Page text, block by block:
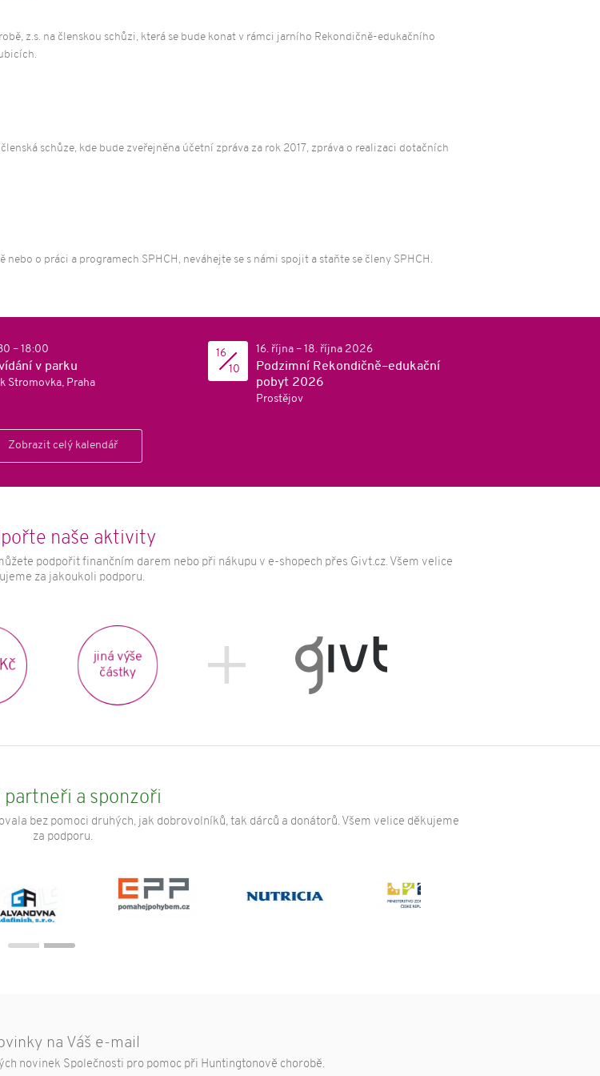
z.s. na členskou schůzi, která se bude konat v rámci jarního Rekondičně-edukačního
schůze, kde bude zveřejněna účetní zpráva za rok 2017, zpráva o realizaci dotačních
o práci a programech SPHCH, neváhejte se s námi spojit a staňte se členy SPHCH.
– 18:00
v parku
Stromovka, Praha
16
10
16. října – 18. října 2026
Podzimní Rekondičně–edukační
pobyt 2026
Prostějov
Zobrazit celý kalendář
naše aktivity
podpořit finančním darem nebo při nákupu v e-shopech přes Givt.cz. Všem velice
za jakoukoli podporu.
jiná výše
částky
partneři a sponzoři
bez pomoci druhých, jak dobrovolníků, tak dárců a donátorů. Všem velice děkujeme
za podporu.
na Váš e-mail
novinek Společnosti pro pomoc při Huntingtonově chorobě.